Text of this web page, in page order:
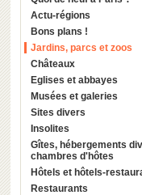
Actu-régions
Bons plans !
Jardins, parcs et zoos
Châteaux
Eglises et abbayes
Musées et galeries
Sites divers
Insolites
Gîtes, hébergements
chambres d'hôtes
Hôtels et hôtels-
Restaurants